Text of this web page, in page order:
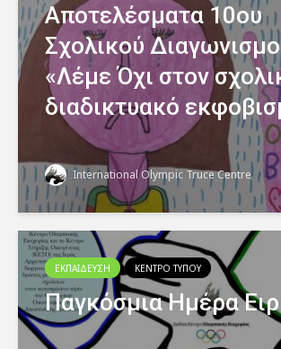
Αποτελέσματα 10ου
Σχολικού
«Λέμε Όχι στον
διαδικτυακό
International Olympic Truce Centre
ΕΚΠΑΙΔΕΥΣΗ ΚΕΝΤΡΟ ΤΥΠΟΥ
Παγκόσμια Ημέρα